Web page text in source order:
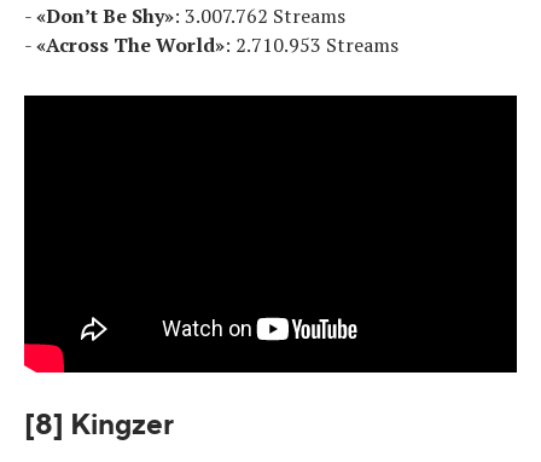
-«Don’t Be Shy»: 3.007.762 Streams
-«Across The World»: 2.710.953 Streams
[8] Kingzer